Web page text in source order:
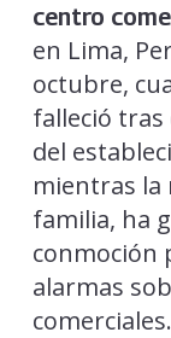
centro
en Lima,
octubre,
falleció tras
del
mientras la
familia, ha
conmoción
alarmas
comerciales.